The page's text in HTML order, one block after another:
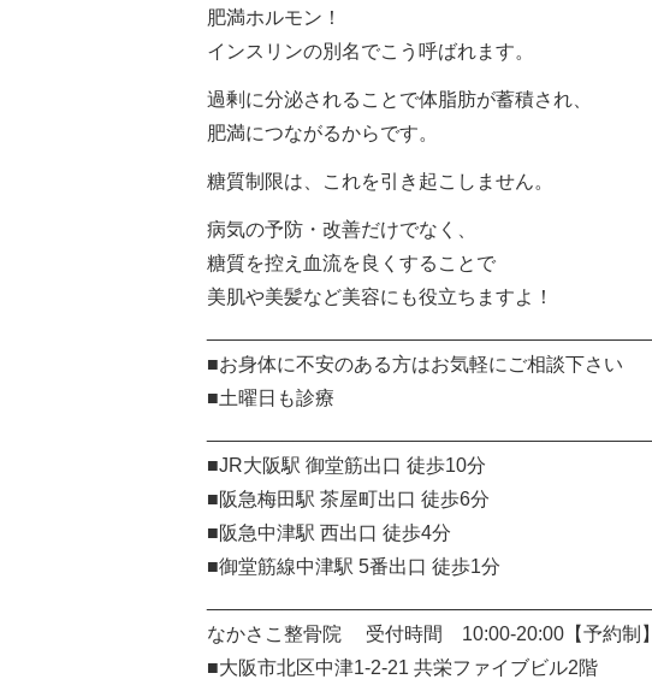
肥満ホルモン！
インスリンの別名でこう呼ばれます。
過剰に分泌されることで体脂肪が蓄積され、
肥満につながるからです。
糖質制限は、これを引き起こしません。
病気の予防・改善だけでなく、
糖質を控え血流を良くすることで
美肌や美髪など美容にも役立ちますよ！
■お身体に不安のある方はお気軽にご相談下さい
■土曜日も診療
■JR大阪駅 御堂筋出口 徒歩10分
■阪急梅田駅 茶屋町出口 徒歩6分
■阪急中津駅 西出口 徒歩4分
■御堂筋線中津駅 5番出口 徒歩1分
なかさこ整骨院 受付時間 10:00-20:00【予約制】
■大阪市北区中津1-2-21 共栄ファイブビル2階